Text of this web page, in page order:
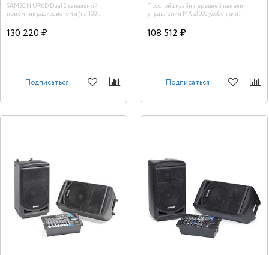
SAMSON UR6D Dual 2 канальный
приемник радиосистемы (на 100
130 220 ₽
Подписаться
Простой дизайн передней панели
управления MXS3500 удобен для
включая затемненные сцены. Ручки
управления уровнями громкости
108 512 ₽
Подписаться